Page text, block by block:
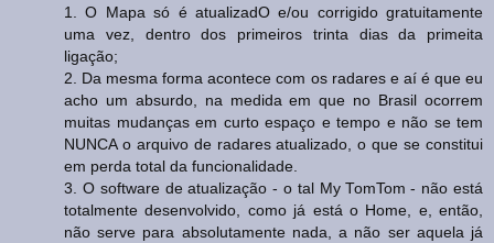
1. O Mapa só é atualizadO e/ou corrigido gratuitamente
uma vez, dentro dos primeiros trinta dias da primeita
ligação;
2. Da mesma forma acontece com os radares e aí é que eu
acho um absurdo, na medida em que no Brasil ocorrem
muitas mudanças em curto espaço e tempo e não se tem
NUNCA o arquivo de radares atualizado, o que se constitui
em perda total da funcionalidade.
3. O software de atualização - o tal My TomTom - não está
totalmente desenvolvido, como já está o Home, e, então,
não serve para absolutamente nada, a não ser aquela já